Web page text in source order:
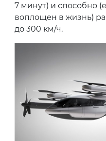
7 минут) и способно
воплощен в жизнь)
до 300 км/ч.